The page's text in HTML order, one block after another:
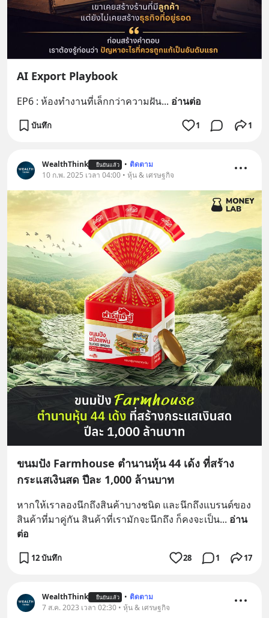
AI Export Playbook
EP6 : ห้องทำงานที่เล็กกว่าความฝัน... อ่านต่อ
บันทึก 1 1
WealthThink ยืนยันแล้ว • ติดตาม
10 ก.พ. 2025 เวลา 04:00 • หุ้น & เศรษฐกิจ
ขนมปัง Farmhouse ตำนานหุ้น 44 เด้ง ที่สร้าง
กระแสเงินสด ปีละ 1,000 ล้านบาท
หากให้เราลองนึกถึงสินค้าบางชนิด และนึกถึงแบรนด์ของ
สินค้าที่มาคู่กัน สินค้าที่เรามักจะนึกถึง ก็คงจะเป็น... อ่าน
ต่อ
12 บันทึก 28 1 17
WealthThink ยืนยันแล้ว • ติดตาม
7 ส.ค. 2023 เวลา 02:30 • หุ้น & เศรษฐกิจ